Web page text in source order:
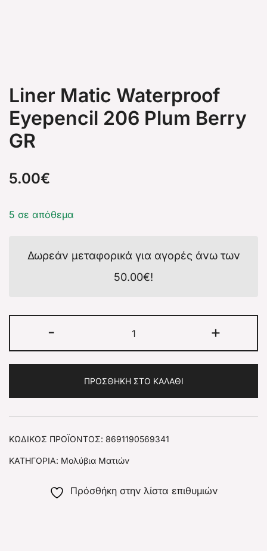
Liner Matic Waterproof
Eyepencil 206 Plum Berry
GR
5.00€
5 σε απόθεμα
Δωρεάν μεταφορικά για αγορές άνω των
50.00€!
- +
ΠΡΟΣΘΉΚΗ ΣΤΟ ΚΑΛΆΘΙ
ΚΩΔΙΚΌΣ ΠΡΟΪΌΝΤΟΣ: 8691190569341
ΚΑΤΗΓΟΡΊΑ: Μολύβια Ματιών
Πρόσθήκη στην λίστα επιθυμιών